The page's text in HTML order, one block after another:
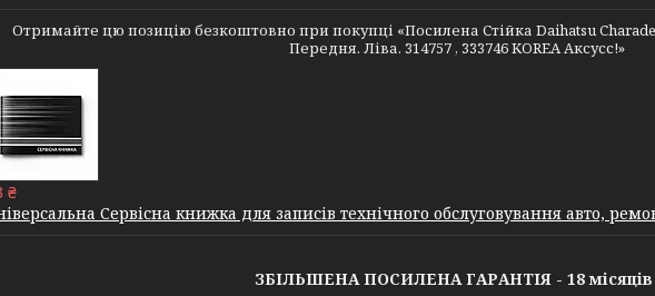
Отримайте цю позицію безкоштовно при покупці «Посилена Стійка Daihatsu
Передня. Ліва. 314757 , 333746 KOREA Аксусс!»
₴
Сервісна книжка для записів технічного обслуговування авто,
ЗБІЛЬШЕНА ПОСИЛЕНА ГАРАНТІЯ - 18